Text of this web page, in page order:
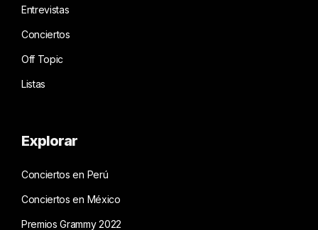
Entrevistas
Conciertos
Off Topic
Listas
Explorar
Conciertos en Perú
Conciertos en México
Premios Grammy 2022